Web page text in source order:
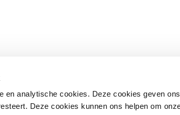
en analytische cookies. Deze cookies geven
Deze cookies kunnen ons helpen om
– Nationale bibliotheek
in
– Kwalificatiecentrum